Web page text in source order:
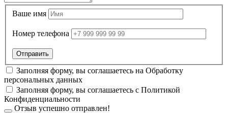
Ваше имя
Номер телефона
Заполняя форму, вы соглашаетесь на Обработку
персональных данных
Заполняя форму, вы соглашаетесь с Политикой
Конфиденциальности
Отзыв успешно отправлен!